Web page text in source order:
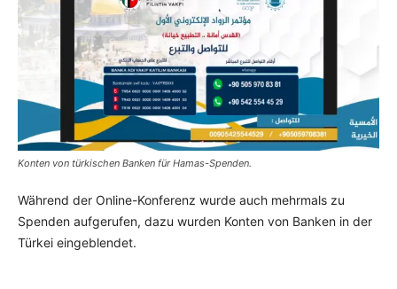
Konten von türkischen Banken für Hamas-Spenden.
Während der Online-Konferenz wurde auch mehrmals zu
Spenden aufgerufen, dazu wurden Konten von Banken in der
Türkei eingeblendet.